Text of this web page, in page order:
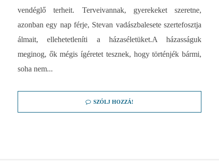
vendéglő terheit. Terveivannak, gyerekeket szeretne,
azonban egy nap férje, Stevan vadászbalesete szertefosztja
álmait, ellehetetleníti a házaséletüket.A házasságuk
meginog, ők mégis ígéretet tesznek, hogy történjék bármi,
soha nem...
SZÓLJ HOZZÁ!